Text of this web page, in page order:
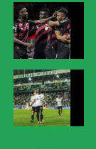
Junior